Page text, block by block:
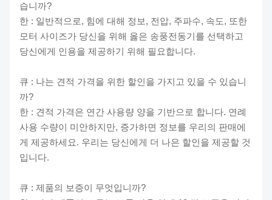
습니까?
한 : 일반적으로, 힘에 대해 정보, 전압, 주파수, 속도, 또한
모터 사이즈가 당신을 위해 옳은 송풍전동기를 선택하고
당신에게 인용을 제공하기 위해 필요합니다.
큐 : 나는 견적 가격을 위한 할인을 가지고 있을 수 있습니
까?
한 : 견적 가격은 연간 사용량 양을 기반으로 합니다. 연례
사용 수량이 미안하지만, 증가하면 정보를 우리의 판매에
게 제공하세요. 우리는 당신에게 더 나은 할인을 제공할 것
입니다.
큐 : 제품의 보증이 무엇입니까?